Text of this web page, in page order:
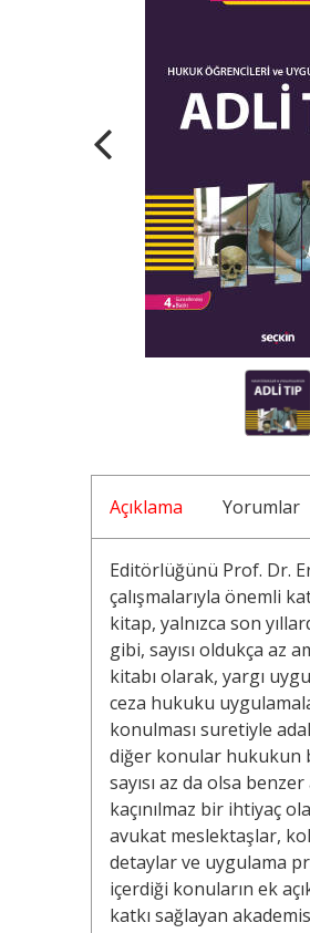
Açıklama Yorumlar
Editörlüğünü Prof. Dr.
çalışmalarıyla önemli
kitap, yalnızca son
gibi, sayısı oldukça az
kitabı olarak, yargı
ceza hukuku
konulması suretiyle
diğer konular hukukun
sayısı az da olsa
kaçınılmaz bir ihtiyaç
avukat meslektaşlar,
detaylar ve uygulama
içerdiği konuların ek
katkı sağlayan